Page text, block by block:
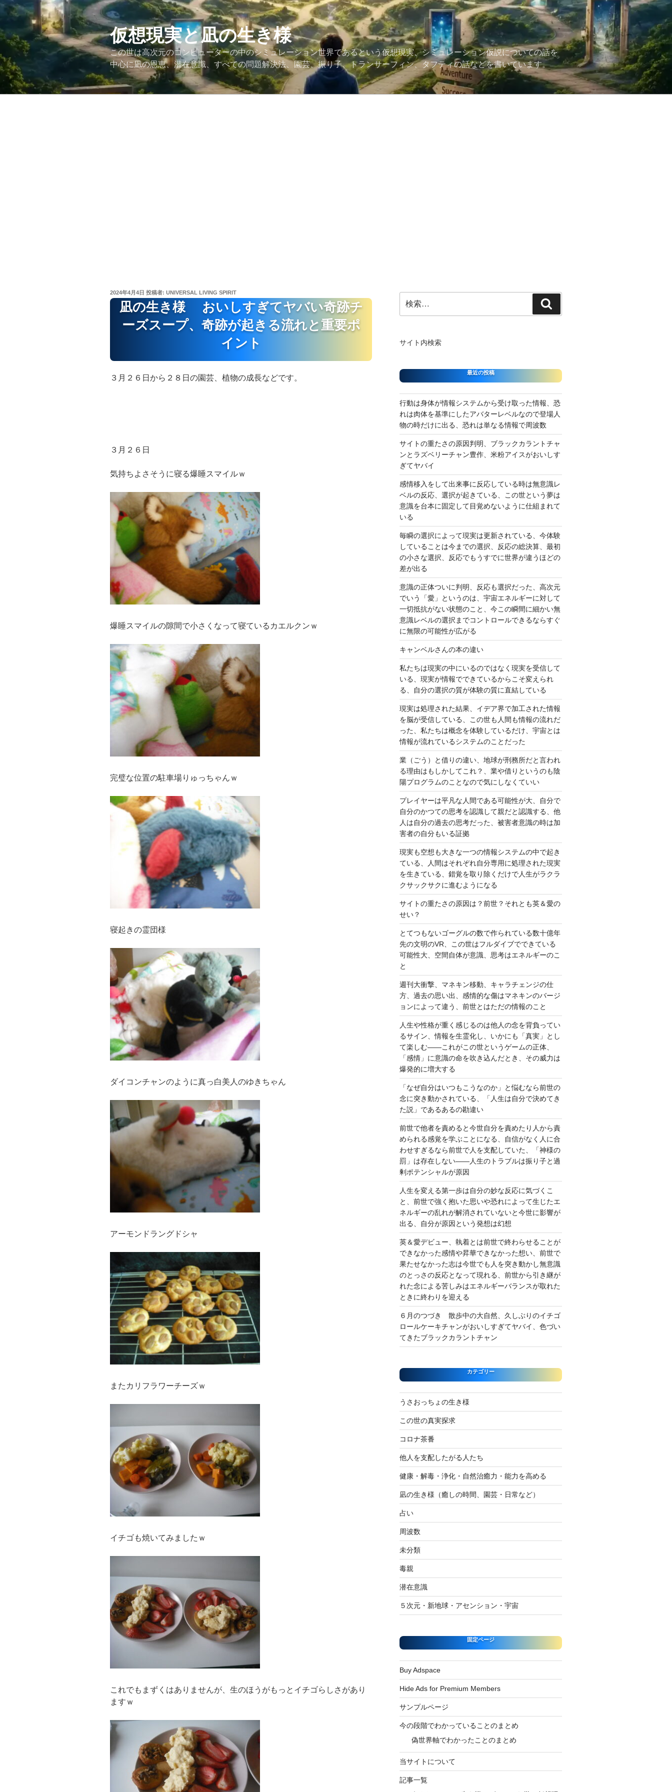
コ
テ
ン
ツ
へ
ス
仮想現実と凪の生き様
この世は高次元のコンピューターの中のシミュレーション世界であるという仮想現実、シミュレーション仮説についての話を
中心に凪の恩恵、潜在意識、すべての問題解決法、園芸、振り子、トランサーフィン、タフティの話などを書いています。
投
稿
2024年4月4日 投稿者: UNIVERSAL LIVING SPIRIT
凪の生き様 おいしすぎてヤバい奇跡チ
ーズスープ、奇跡が起きる流れと重要ポ
イント
３月２６日から２８日の園芸、植物の成長などです。
３月２６日
気持ちよさそうに寝る爆睡スマイルｗ
爆睡スマイルの隙間で小さくなって寝ているカエルクンｗ
完璧な位置の駐車場りゅっちゃんｗ
寝起きの霊団様
ダイコンチャンのように真っ白美人のゆきちゃん
アーモンドラングドシャ
またカリフラワーチーズｗ
イチゴも焼いてみましたｗ
これでもまずくはありませんが、生のほうがもっとイチゴらしさがあり
ますｗ
索:
索
サイト内検索
最近の投稿
行動は身体が情報システムから受け取った情報、恐
れは肉体を基準にしたアバターレベルなので登場人
物の時だけに出る、恐れは単なる情報で周波数
サイトの重たさの原因判明、ブラックカラントチャ
ンとラズベリーチャン豊作、米粉アイスがおいしす
ぎてヤバイ
感情移入をして出来事に反応している時は無意識レ
ベルの反応、選択が起きている、この世という夢は
意識を台本に固定して目覚めないように仕組まれて
いる
毎瞬の選択によって現実は更新されている、今体験
していることは今までの選択、反応の総決算、最初
の小さな選択、反応でもうすでに世界が違うほどの
差が出る
意識の正体ついに判明、反応も選択だった、高次元
でいう「愛」というのは、宇宙エネルギーに対して
一切抵抗がない状態のこと、今この瞬間に細かい無
意識レベルの選択までコントロールできるならすぐ
に無限の可能性が広がる
キャンベルさんの本の違い
私たちは現実の中にいるのではなく現実を受信して
いる、現実が情報でできているからこそ変えられ
る、自分の選択の質が体験の質に直結している
現実は処理された結果、イデア界で加工された情報
を脳が受信している、この世も人間も情報の流れだ
った、私たちは概念を体験しているだけ、宇宙とは
情報が流れているシステムのことだった
業（ごう）と借りの違い、地球が刑務所だと言われ
る理由はもしかしてこれ？、業や借りというのも陰
陽プログラムのことなので気にしなくていい
プレイヤーは平凡な人間である可能性が大、自分で
自分のかつての思考を認識して親だと認識する、他
人は自分の過去の思考だった、被害者意識の時は加
害者の自分もいる証拠
現実も空想も大きな一つの情報システムの中で起き
ている、人間はそれぞれ自分専用に処理された現実
を生きている、錯覚を取り除くだけで人生がラクラ
クサックサクに進むようになる
サイトの重たさの原因は？前世？それとも英＆愛の
せい？
とてつもないゴーグルの数で作られている数十億年
先の文明のVR、この世はフルダイブでできている
可能性大、空間自体が意識、思考はエネルギーのこ
と
週刊大衝撃、マネキン移動、キャラチェンジの仕
方、過去の思い出、感情的な傷はマネキンのバージ
ョンによって違う、前世とはただの情報のこと
人生や性格が重く感じるのは他人の念を背負ってい
るサイン、情報を生霊化し、いかにも「真実」とし
て楽しむ――これがこの世というゲームの正体、
「感情」に意識の命を吹き込んだとき、その威力は
爆発的に増大する
「なぜ自分はいつもこうなのか」と悩むなら前世の
念に突き動かされている、「人生は自分で決めてき
た説」であるあるの勘違い
前世で他者を責めると今世自分を責めたり人から責
められる感覚を学ぶことになる、自信がなく人に合
わせすぎるなら前世で人を支配していた、「神様の
罰」は存在しない――人生のトラブルは振り子と過
剰ポテンシャルが原因
人生を変える第一歩は自分の妙な反応に気づくこ
と、前世で強く抱いた思いや恐れによって生じたエ
ネルギーの乱れが解消されていないと今世に影響が
出る、自分が原因という発想は幻想
英＆愛デビュー、執着とは前世で終わらせることが
できなかった感情や昇華できなかった想い、前世で
果たせなかった志は今世でも人を突き動かし無意識
のとっさの反応となって現れる、前世から引き継が
れた念による苦しみはエネルギーバランスが取れた
ときに終わりを迎える
６月のつづき 散歩中の大自然、久しぶりのイチゴ
ロールケーキチャンがおいしすぎてヤバイ、色づい
てきたブラックカラントチャン
カテゴリー
うさおっちょの生き様
この世の真実探求
コロナ茶番
他人を支配したがる人たち
健康・解毒・浄化・自然治癒力・能力を高める
凪の生き様（癒しの時間、園芸・日常など）
占い
周波数
未分類
毒親
潜在意識
５次元・新地球・アセンション・宇宙
固定ページ
Buy Adspace
Hide Ads for Premium Members
サンプルページ
今の段階でわかっていることのまとめ
偽世界軸でわかったことのまとめ
当サイトについて
記事一覧